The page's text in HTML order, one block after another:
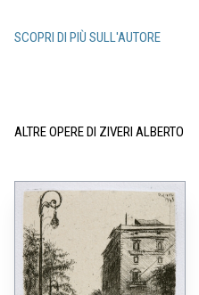
SCOPRI DI PIÙ SULL'AUTORE
ALTRE OPERE DI ZIVERI ALBERTO